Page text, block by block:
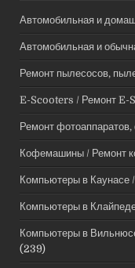
Автомобильная и
Автомобильная и
Ремонт пылесосов,
E-Scooters / Ремонт E-
Ремонт
Кофемашины / Ремонт
Компьютеры в Каунасе
Компьютеры в
Компьютеры в
(239)